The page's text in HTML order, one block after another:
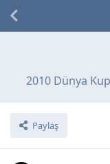
2010 Dünya
Paylaş